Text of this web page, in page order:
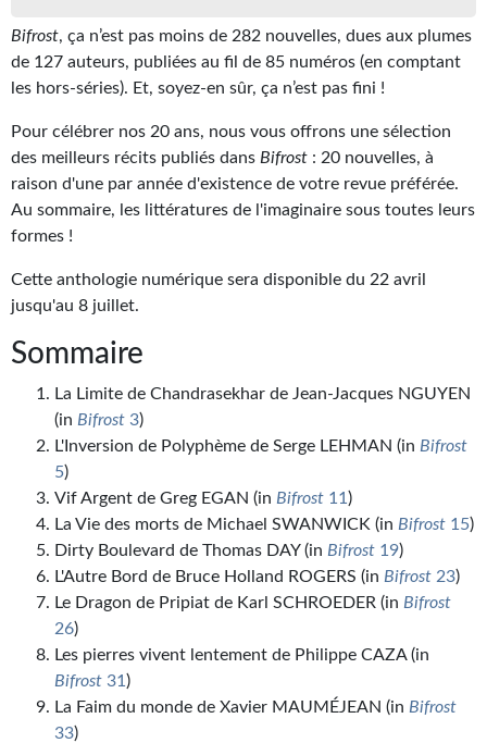
Tous les numéros
En numérique
Les critiques
Le blog
GOODIES
Goodies Gotland
Tirages d’art Une Heure-Lumière
PLUS
À paraître
Revue de presse
Récompenses
Newsletter
Le Bélial' sur Youtube
LE BLOG BIFROST
Bifrost, ça n’est pas moins de 282 nouvelles, dues aux plumes
de 127 auteurs, publiées au fil de 85 numéros (en comptant
les hors-séries). Et, soyez-en sûr, ça n’est pas fini !
Pour célébrer nos 20 ans, nous vous offrons une sélection
des meilleurs récits publiés dans Bifrost : 20 nouvelles, à
raison d'une par année d'existence de votre revue préférée.
Au sommaire, les littératures de l'imaginaire sous toutes leurs
formes !
Cette anthologie numérique sera disponible du 22 avril
jusqu'au 8 juillet.
Sommaire
La Limite de Chandrasekhar de Jean-Jacques NGUYEN
(in Bifrost 3)
L'Inversion de Polyphème de Serge LEHMAN (in Bifrost
5)
Vif Argent de Greg EGAN (in Bifrost 11 )
La Vie des morts de Michael SWANWICK (in Bifrost 15)
Dirty Boulevard de Thomas DAY (in Bifrost 19)
L'Autre Bord de Bruce Holland ROGERS (in Bifrost 23)
Le Dragon de Pripiat de Karl SCHROEDER (in Bifrost
26)
Les pierres vivent lentement de Philippe CAZA (in
Bifrost 31 )
La Faim du monde de Xavier MAUMÉJEAN (in Bifrost
33)